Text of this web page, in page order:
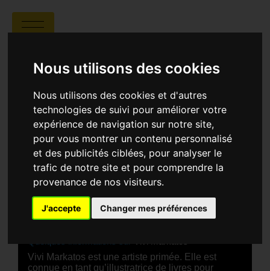
Nous utilisons des cookies
Nous utilisons des cookies et d'autres
technologies de suivi pour améliorer votre
expérience de navigation sur notre site,
pour vous montrer un contenu personnalisé
et des publicités ciblées, pour analyser le
trafic de notre site et pour comprendre la
provenance de nos visiteurs.
J'accepte Changer mes préférences
DRAWING ON HOPE
Vivi Markatos | 00:01 | Grèce
puise l’espoir dans le dessin...
Vivi Markatos est une artiste primée. Elle est
connue en tant qu’illustratrice de livres pour